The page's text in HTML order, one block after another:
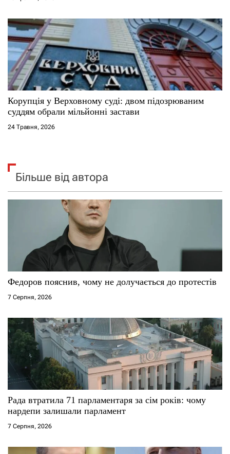
Корупція у Верховному суді: двом підозрюваним
суддям обрали мільйонні застави
24 Травня, 2026
Більше від автора
Федоров пояснив, чому не долучається до протестів
7 Серпня, 2026
Рада втратила 71 парламентаря за сім років: чому
нардепи залишали парламент
7 Серпня, 2026